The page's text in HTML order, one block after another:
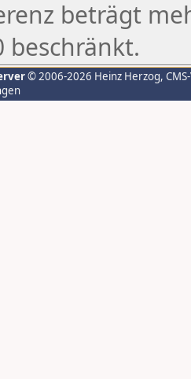
beträgt
beschränkt.
© 2006-2026 Heinz Herzog,